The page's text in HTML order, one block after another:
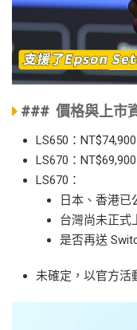
### 價格與上市
LS650：NT$74,900
LS670：NT$69,900
LS670：
日本、香港已
台灣尚未正式
是否再送
未確定，以官方活